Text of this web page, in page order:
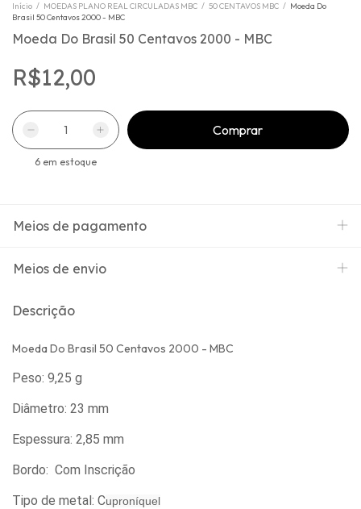
Início / MOEDAS PLANO REAL CIRCULADAS MBC / 50 CENTAVOS MBC / Moeda Do
Brasil 50 Centavos 2000 - MBC
Moeda Do Brasil 50 Centavos 2000 - MBC
R$12,00
6em estoque
Meios de pagamento
Meios de envio
Descrição
Moeda Do Brasil 50 Centavos 2000 - MBC
Peso: 9,25 g
Diâmetro: 23 mm
Espessura: 2,85 mm
Bordo: Com Inscrição
Tipo de metal: Cuproníquel